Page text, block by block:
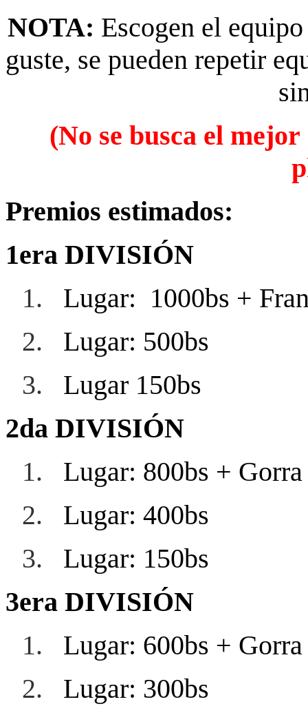
NOTA: Escogen el
guste, se pueden repetir
(No se busca el
Premios estimados:
1era DIVISIÓN
1.
Lugar: 1000bs +
2.
Lugar: 500bs
3.
Lugar 150bs
2da DIVISIÓN
1.
Lugar: 800bs +
2.
Lugar: 400bs
3.
Lugar: 150bs
3era DIVISIÓN
1.
Lugar: 600bs +
2.
Lugar: 300bs